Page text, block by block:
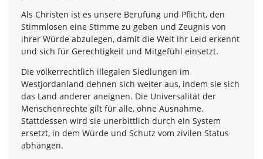
Als Christen ist es unsere Berufung und Pflicht, den
Stimmlosen eine Stimme zu geben und Zeugnis von
ihrer Würde abzulegen, damit die Welt ihr Leid erkennt
und sich für Gerechtigkeit und Mitgefühl einsetzt.
Die völkerrechtlich illegalen Siedlungen im
Westjordanland dehnen sich weiter aus, indem sie sich
das Land anderer aneignen. Die Universalität der
Menschenrechte gilt für alle, ohne Ausnahme.
Stattdessen wird sie unerbittlich durch ein System
ersetzt, in dem Würde und Schutz vom zivilen Status
abhängen.